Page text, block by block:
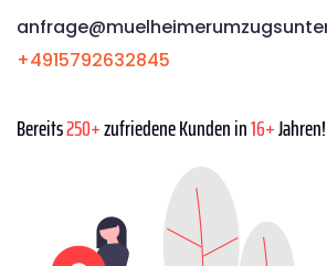
+4915792632845
Bereits250+zufriedene Kunden in16+Jahren!